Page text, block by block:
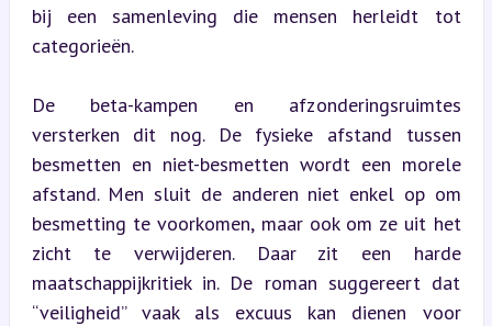
bij een samenleving die mensen herleidt tot
categorieën.
De beta-kampen en afzonderingsruimtes
versterken dit nog. De fysieke afstand tussen
besmetten en niet-besmetten wordt een morele
afstand. Men sluit de anderen niet enkel op om
besmetting te voorkomen, maar ook om ze uit het
zicht te verwijderen. Daar zit een harde
maatschappijkritiek in. De roman suggereert dat
“veiligheid” vaak als excuus kan dienen voor